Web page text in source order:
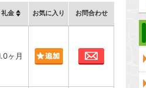
礼金 お気に入り お問合わせ
ヶ月